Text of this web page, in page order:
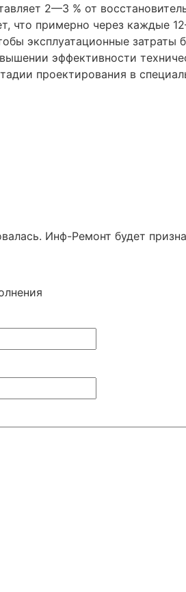
2—3 % от
что примерно через каждые
эксплуатационные
эффективности
проектирования в
Инф-Ремонт будет